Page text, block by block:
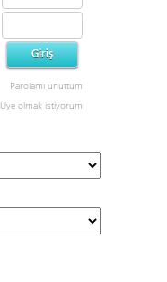
Parolamı unuttum
Üye olmak istiyorum